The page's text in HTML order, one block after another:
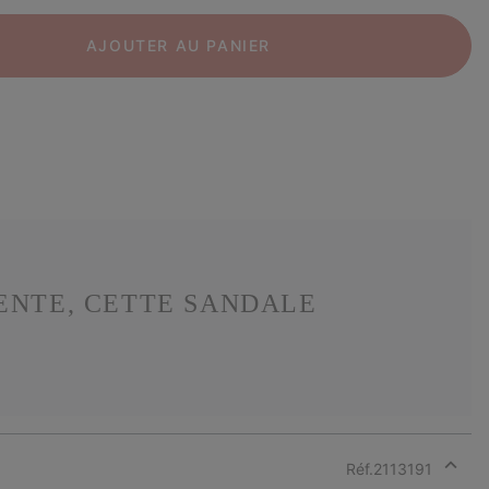
AJOUTER AU PANIER
CETTE SANDALE
Réf. 2113191